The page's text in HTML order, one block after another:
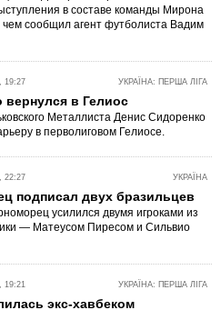
в составе команды Мирона
чем сообщил агент футболиста Вадим
УКРАЇНА: ПЕРША ЛІГА
19:27
вернулся в Гелиос
Металлиста Денис Сидоренко
в перволиговом Гелиосе.
УКРАЇНА
22:27
подписал двух бразильцев
усилился двумя игроками из
— Матеусом Пиресом и Сильвио
УКРАЇНА: ПЕРША ЛІГА
19:21
экс-хавбеком